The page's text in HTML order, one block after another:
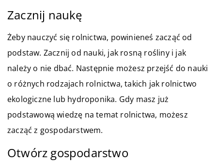
Zacznij naukę
Żeby nauczyć się rolnictwa, powinieneś zacząć od
podstaw. Zacznij od nauki, jak rosną rośliny i jak
należy o nie dbać. Następnie możesz przejść do nauki
o różnych rodzajach rolnictwa, takich jak rolnictwo
ekologiczne lub hydroponika. Gdy masz już
podstawową wiedzę na temat rolnictwa, możesz
zacząć z gospodarstwem.
Otwórz gospodarstwo